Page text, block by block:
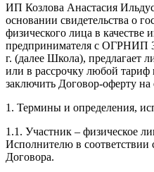
ИП Козлова Анастасия
основании свидетельства о
физического лица в качестве
предпринимателя с ОГРНИП
г. (далее Школа), предлагает
или в рассрочку любой
заключить Договор-оферту
1. Термины и определения,
1.1. Участник – физическое
Исполнителю в соответствии
Договора.